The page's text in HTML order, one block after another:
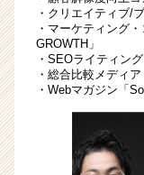
・クリエイティブ/
・マーケティング
GROWTH」
・SEOライティン
・総合比較メディア
・Webマガジン「